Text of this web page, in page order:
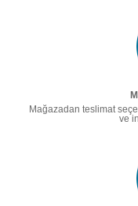
Mağazadan teslimat
ve